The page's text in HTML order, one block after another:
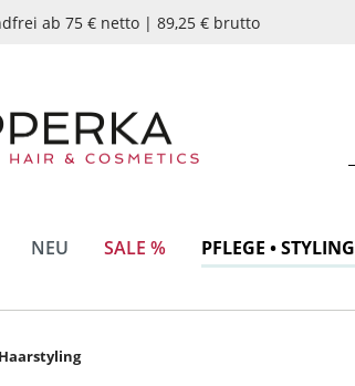
springen
ab 75 € netto | 89,25 € brutto
NEU SALE % PFLEGE • STYLING
Haarstyling